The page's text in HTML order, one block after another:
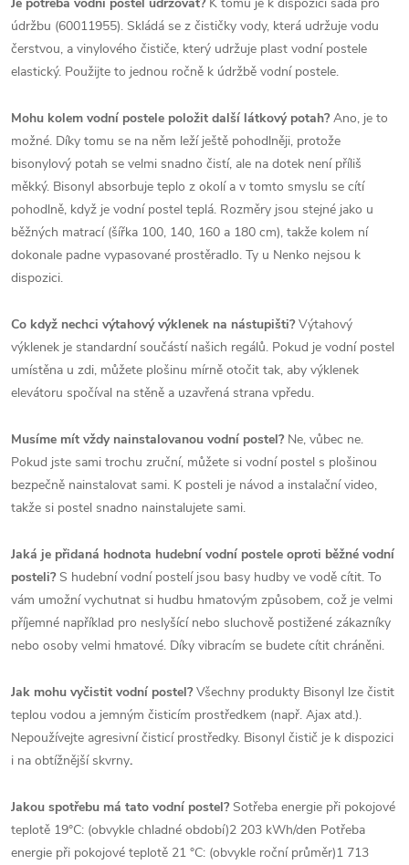
údržbu (60011955). Skládá se z čističky vody, která udržuje vodu
čerstvou, a vinylového čističe, který udržuje plast vodní postele
elastický. Použijte to jednou ročně k údržbě vodní postele.
Mohu kolem vodní postele položit další látkový potah?Ano, je to
možné. Díky tomu se na něm leží ještě pohodlněji, protože
bisonylový potah se velmi snadno čistí, ale na dotek není příliš
měkký. Bisonyl absorbuje teplo z okolí a v tomto smyslu se cítí
pohodlně, když je vodní postel teplá. Rozměry jsou stejné jako u
běžných matrací (šířka 100, 140, 160 a 180 cm), takže kolem ní
dokonale padne vypasované prostěradlo. Ty u Nenko nejsou k
dispozici.
Co když nechci výtahový výklenek na nástupišti?Výtahový
výklenek je standardní součástí našich regálů. Pokud je vodní postel
umístěna u zdi, můžete plošinu mírně otočit tak, aby výklenek
elevátoru spočíval na stěně a uzavřená strana vpředu.
Musíme mít vždy nainstalovanou vodní postel? Ne, vůbec ne.
Pokud jste sami trochu zruční, můžete si vodní postel s plošinou
bezpečně nainstalovat sami. K posteli je návod a instalační video,
takže si postel snadno nainstalujete sami.
Jaká je přidaná hodnota hudební vodní postele oproti běžné vodní
posteli?S hudební vodní postelí jsou basy hudby ve vodě cítit. To
vám umožní vychutnat si hudbu hmatovým způsobem, což je velmi
příjemné například pro neslyšící nebo sluchově postižené zákazníky
nebo osoby velmi hmatové. Díky vibracím se budete cítit chráněni.
Jak mohu vyčistit vodní postel?Všechny produkty Bisonyl lze čistit
teplou vodou a jemným čisticím prostředkem (např. Ajax atd.).
Nepoužívejte agresivní čisticí prostředky. Bisonyl čistič je k dispozici
i na obtížnější skvrny.
Jakou spotřebu má tato vodní postel? Sotřeba energie při pokojové
teplotě 19°C: (obvykle chladné období)2 203 kWh/den Potřeba
energie při pokojové teplotě 21 °C: (obvykle roční průměr)1 713